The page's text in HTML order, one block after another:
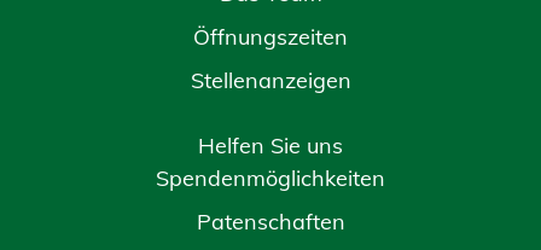
Öffnungszeiten
Stellenanzeigen
Helfen Sie uns
Spendenmöglichkeiten
Patenschaften